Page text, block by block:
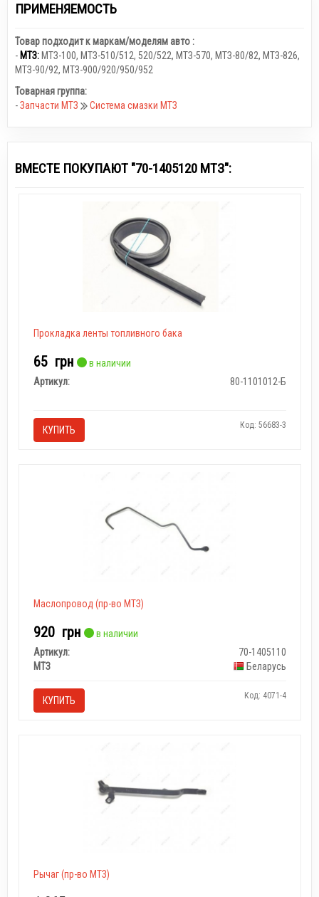
ПРИМЕНЯЕМОСТЬ
Товар подходит к маркам/моделям авто :
- МТЗ:МТЗ-100, МТЗ-510/512, 520/522, МТЗ-570, МТЗ-80/82, МТЗ-826,
МТЗ-90/92, МТЗ-900/920/950/952
Товарная группа:
-Запчасти МТЗ Система смазки МТЗ
ВМЕСТЕ ПОКУПАЮТ "70-1405120 МТЗ":
Прокладка ленты топливного бака
65 грн
в наличии
Артикул:
80-1101012-Б
КУПИТЬ Код: 56683-3
Маслопровод (пр-во МТЗ)
920 грн
в наличии
Артикул:
70-1405110
МТЗ
Беларусь
КУПИТЬ Код: 4071-4
Рычаг (пр-во МТЗ)